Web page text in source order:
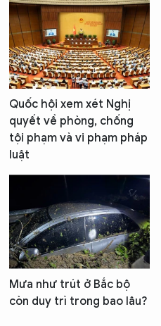
Quốc hội xem xét Nghị
quyết về phòng, chống
tội phạm và vi phạm pháp
luật
Mưa như trút ở Bắc bộ
còn duy trì trong bao lâu?